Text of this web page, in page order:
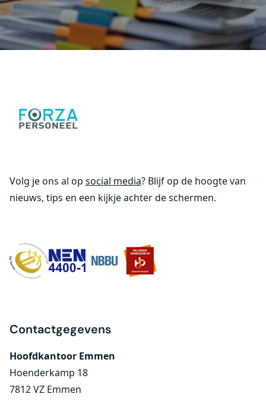
Volg je ons al op social media? Blijf op de hoogte van
nieuws, tips en een kijkje achter de schermen.
Contactgegevens
Hoofdkantoor Emmen
Hoenderkamp 18
7812 VZ Emmen